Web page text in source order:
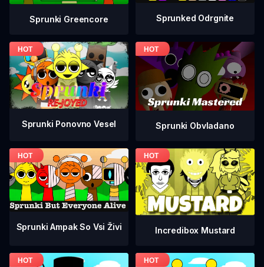
Sprunki Greencore Sprunked Odrgnite
Sprunki Ponovno Vesel Sprunki Obvladano
Sprunki Ampak So Vsi Živi Incredibox Mustard